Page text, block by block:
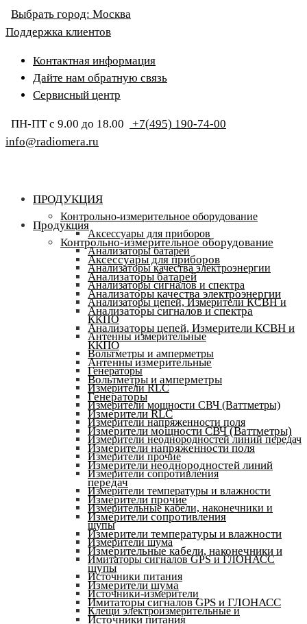
Выбрать город: Москва
Поддержка клиентов
Контактная информация
Дайте нам обратную связь
Сервисный центр
ПН-ПТ с 9.00 до 18.00
+7(495) 190-74-00
info@radiomera.ru
ПРОДУКЦИЯ
Контрольно-измерительное оборудование
Аксессуары для приборов
Анализаторы батарей
Анализаторы качества электроэнергии
Анализаторы сигналов и спектра
Анализаторы цепей, Измерители КСВН и
ККПО
Антенны измерительные
Вольтметры и амперметры
Генераторы
Измерители RLC
Измерители мощности СВЧ (Ваттметры)
Измерители напряженности поля
Измерители неоднородностей линий передач
Измерители прочие
Измерители сопротивления
Измерители температуры и влажности
Измерительные кабели, наконечники и
щупы
Измерители шума
Имитаторы сигналов GPS и ГЛОНАСС
Источники питания
Источники-измерители
Клещи электроизмерительные и
Продукция
Контрольно-измерительное оборудование
Аксессуары для приборов
Анализаторы батарей
Анализаторы качества электроэнергии
Анализаторы сигналов и спектра
Анализаторы цепей, Измерители КСВН и
ККПО
Антенны измерительные
Вольтметры и амперметры
Генераторы
Измерители RLC
Измерители мощности СВЧ (Ваттметры)
Измерители напряженности поля
Измерители неоднородностей линий
передач
Измерители прочие
Измерители сопротивления
Измерители температуры и влажности
Измерительные кабели, наконечники и
щупы
Измерители шума
Имитаторы сигналов GPS и ГЛОНАСС
Источники питания